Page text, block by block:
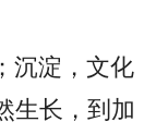
沉淀，文化
生长，到加